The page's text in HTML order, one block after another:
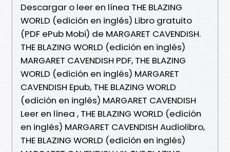
Descargar o leer en línea THE BLAZING
WORLD (edición en inglés) Libro gratuito
(PDF ePub Mobi) de MARGARET CAVENDISH.
THE BLAZING WORLD (edición en inglés)
MARGARET CAVENDISH PDF, THE BLAZING
WORLD (edición en inglés) MARGARET
CAVENDISH Epub, THE BLAZING WORLD
(edición en inglés) MARGARET CAVENDISH
Leer en línea , THE BLAZING WORLD (edición
en inglés) MARGARET CAVENDISH Audiolibro,
THE BLAZING WORLD (edición en inglés)